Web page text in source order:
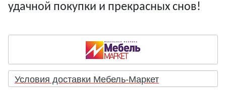
удачной покупки и прекрасных снов!
Условия доставки Мебель-Маркет